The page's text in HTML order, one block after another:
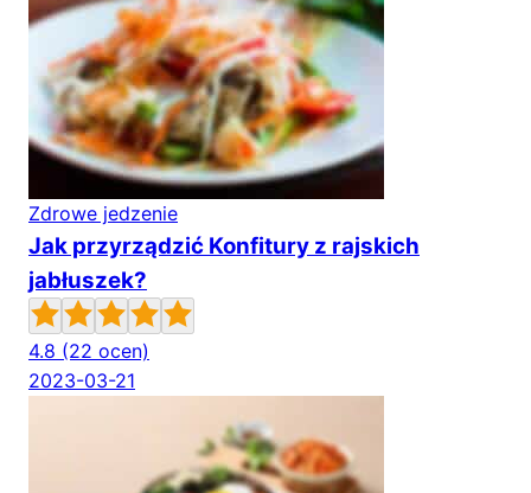
Zdrowe jedzenie
Jak przyrządzić Konfitury z rajskich
jabłuszek?
4.8 (22 ocen)
2023-03-21